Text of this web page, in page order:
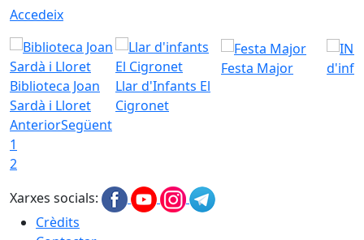
Accedeix
Biblioteca Joan
Sardà i Lloret
Llar d'Infants El
Cigronet
Festa Major
AnteriorSegüent
1
2
Xarxes socials:
Crèdits